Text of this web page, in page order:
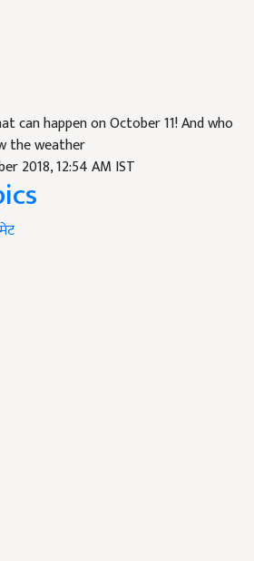
can happen on October 11! And who
the weather
2018, 12:54 AM IST